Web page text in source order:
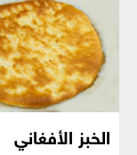
الخبز الأفغاني